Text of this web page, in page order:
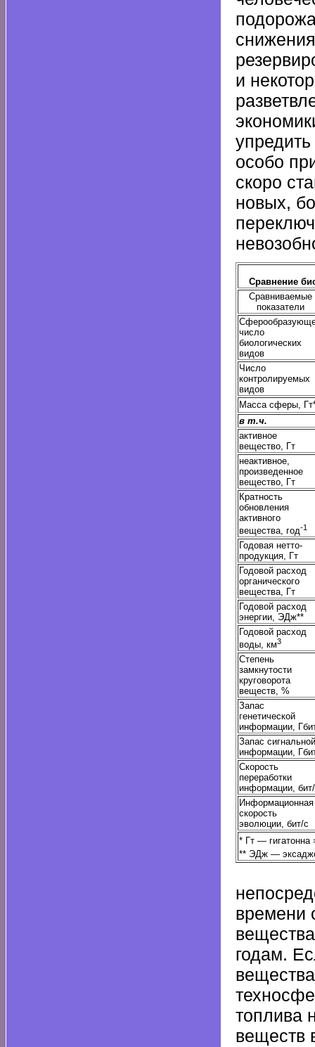
и
особо
скоро
новых,
Сравнение
Сравниваемые
показатели
число
биологических
видов
Число
контролируемых
видов
Масса сферы,
в т.ч.
активное
вещество, Гт
неактивное,
произведенное
вещество, Гт
Кратность
обновления
активного
вещества, год-1
Годовая нетто-
продукция, Гт
Годовой расход
органического
вещества, Гт
Годовой расход
энергии, ЭДж**
Годовой расход
воды, км3
Степень
замкнутости
круговорота
веществ, %
Запас
генетической
информации,
Запас сигнальной
информации,
Скорость
переработки
информации,
Информационная
скорость
эволюции, бит/с
* Гт — гигатонна
** ЭДж —
времени
годам.
топлива
веществ